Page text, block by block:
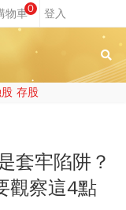
0
存股
套牢陷阱？
觀察這4點